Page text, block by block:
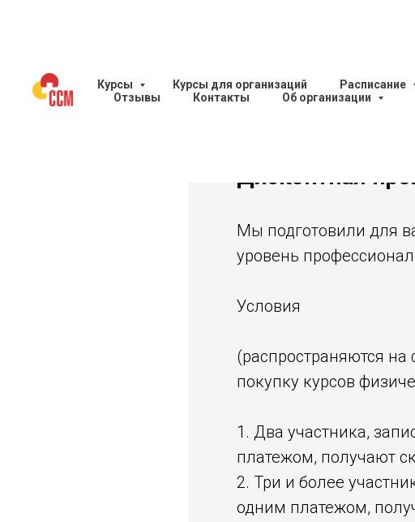
Курсы Курсы для организаций Расписание
Отзывы
Контакты Об организации
Дисконтная
Мы подготовили для
уровень
Условия
(распространяются
покупку курсов
1. Два участника,
платежом, получают
2. Три и более
одним платежом,